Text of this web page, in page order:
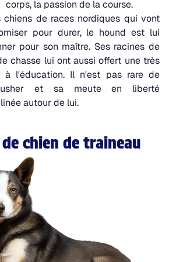
corps, la passion de la course.
de races nordiques qui vont
pour durer, le hound est lui
pour son maître. Ses racines de
chasse lui ont aussi offert une très
à l'éducation. Il n'est pas rare de
et sa meute en liberté
autour de lui.
de chien de traineau